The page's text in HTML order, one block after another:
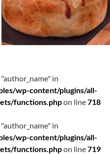
in
wp-content/plugins/all-
functions.phpon line718
in
wp-content/plugins/all-
functions.phpon line719